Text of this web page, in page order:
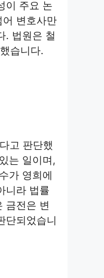
이 주요 논
변호사만
. 법원은 철
습니다.
고 판단했
는 일이며,
가 영희에
니라 법률
금전은 변
단되었습니